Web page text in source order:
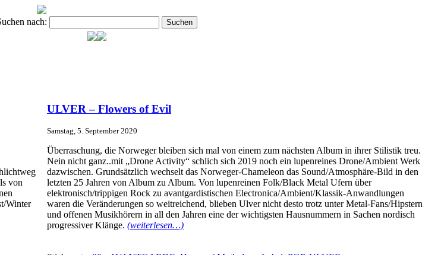
nach:
von
Winter
ULVER – Flowers of Evil
Samstag, 5. September 2020
Überraschung, die Norweger bleiben sich mal von einem zum nächsten Album in ihrer Stilistik treu.
Nein nicht ganz..mit „Drone Activity“ schlich sich 2019 noch ein lupenreines Drone/Ambient Werk
dazwischen. Grundsätzlich wechselt das Norweger-Chameleon das Sound/Atmosphäre-Bild in den
letzten 25 Jahren von Album zu Album. Von lupenreinen Folk/Black Metal Ufern über
elektronisch/trippigen Rock zu avantgardistischen Electronica/Ambient/Klassik-Anwandlungen
waren die Veränderungen so weitreichend, blieben Ulver nicht desto trotz unter Metal-Fans/Hipstern
und offenen Musikhörern in all den Jahren eine der wichtigsten Hausnummern in Sachen nordisch
progressiver Klänge. (weiterlesen…)